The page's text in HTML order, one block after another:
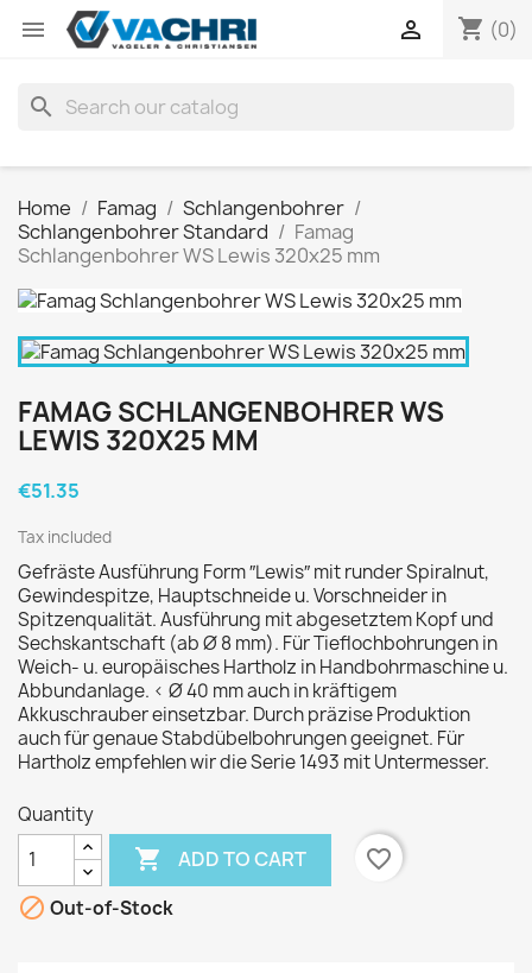
 shopping_cart (0)

search
Home Famag
Schlangenbohrer
Schlangenbohrer Standard
Famag
Schlangenbohrer WS Lewis 320x25 mm
FAMAG SCHLANGENBOHRER WS
LEWIS 320X25 MM
€51.35
Tax included
Gefräste Ausführung Form ″Lewis″ mit runder Spiralnut,
Gewindespitze, Hauptschneide u. Vorschneider in
Spitzenqualität. Ausführung mit abgesetztem Kopf und
Sechskantschaft (ab Ø 8 mm). Für Tieflochbohrungen in
Weich- u. europäisches Hartholz in Handbohrmaschine u.
Abbundanlage. < Ø 40 mm auch in kräftigem
Akkuschrauber einsetzbar. Durch präzise Produktion
auch für genaue Stabdübelbohrungen geeignet. Für
Hartholz empfehlen wir die Serie 1493 mit Untermesser.
Quantity
 ADD TO CART
favorite_border
 Out-of-Stock